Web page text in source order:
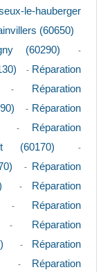
le-hauberger
(60650)
(60290) -
- Réparation
Réparation
- Réparation
-
Réparation
(60170)
-
-
Réparation
-
Réparation
Réparation
Réparation
-
Réparation
-
Réparation